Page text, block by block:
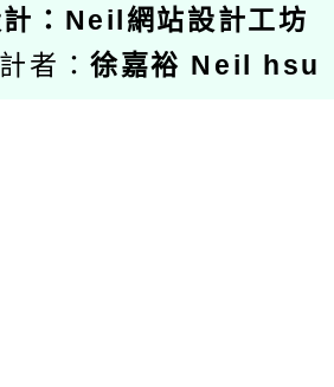
： Neil網站設計工坊
者：徐嘉裕 Neil hsu